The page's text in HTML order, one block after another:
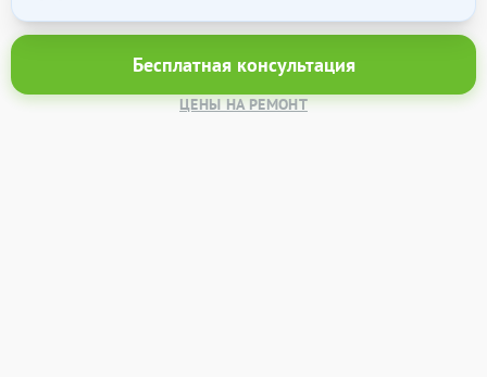
Бесплатная консультация
ЦЕНЫ НА РЕМОНТ